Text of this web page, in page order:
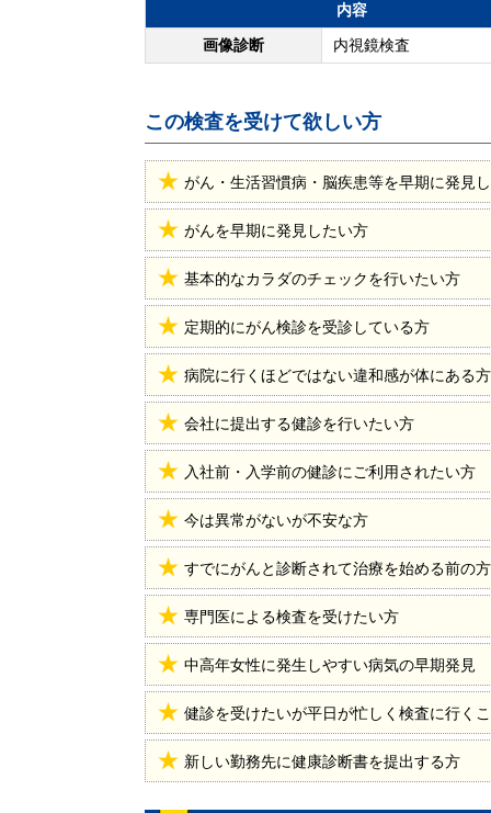
内容
画像診断
内視鏡検査
この検査を受けて欲しい方
がん・生活習慣病・脳疾患等を早期に発見
がんを早期に発見したい方
基本的なカラダのチェックを行いたい方
定期的にがん検診を受診している方
病院に行くほどではない違和感が体にある方
会社に提出する健診を行いたい方
入社前・入学前の健診にご利用されたい方
今は異常がないが不安な方
すでにがんと診断されて治療を始める前の方
専門医による検査を受けたい方
中高年女性に発生しやすい病気の早期発見
健診を受けたいが平日が忙しく検査に行く
新しい勤務先に健康診断書を提出する方